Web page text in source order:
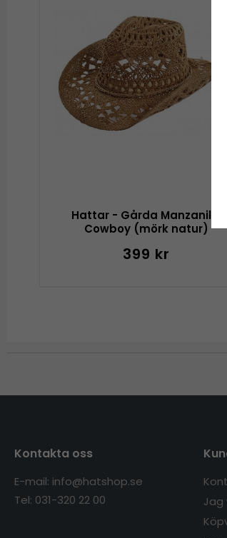
Hattar - Gårda Manzanillo
Cowboy (mörk natur)
399 kr
Kontakta oss
E-mail: info@hatshop.se
Tel: 031-320 22 00
Jag